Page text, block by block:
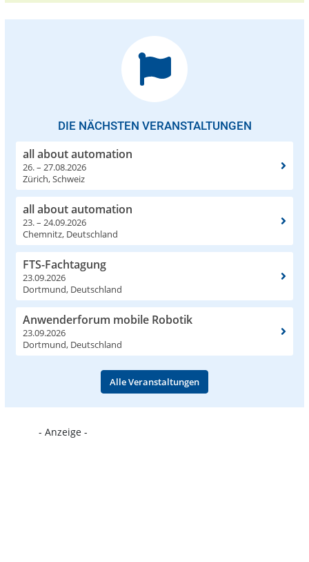
DIE NÄCHSTEN VERANSTALTUNGEN
all about automation
26. – 27.08.2026
Zürich, Schweiz
all about automation
23. – 24.09.2026
Chemnitz, Deutschland
FTS-Fachtagung
23.09.2026
Dortmund, Deutschland
Anwenderforum mobile Robotik
23.09.2026
Dortmund, Deutschland
Alle Veranstaltungen
- Anzeige -